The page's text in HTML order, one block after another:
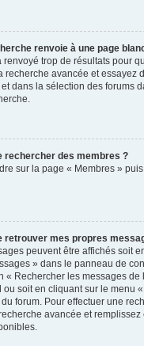
renvoie à une page
renvoyé trop de résultats pour
recherche avancée et essayez
dans la sélection des forums
rechercher des membres ?
sur la page « Membres »
retrouver mes propres
peuvent être affichés soit
» dans le panneau de
« Rechercher les messages de
ou soit en cliquant sur le menu
forum. Pour effectuer une
avancée et